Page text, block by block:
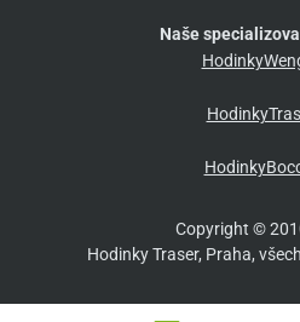
Naše
Copyright ©
Hodinky Traser, Praha,